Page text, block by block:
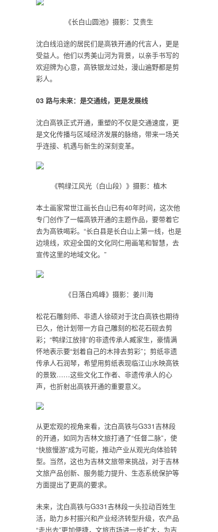
《长白山圆池》摄影：艾贵生
沈白线沿途的居民们是高铁开通的代言人，更是
受益人。他们以秀美山河为背景，以亲手书写的
欢迎牌为心意，高铁银龙过处，漫山遍野都是剪
彩人。
03 路与未来：是交通线，更是发展线
沈白高铁正式开通，重塑的不仅是交通速度，更
是文化传播与区域经济发展的脉络，带来一场关
乎连接、机遇与新生的深刻变革。
《鸭绿江风光（白山段）》摄影：植木
本土画家常世江画长白山已有40年时间，这次他
专门创作了一幅高铁开通的主题作品，要带着它
去为高铁喝彩。“长白县是长白山上第一线，也是
边境线，欢迎全国的文化同仁用画笔和智慧，去
宣传这里的地域文化。”
《日落白鸡峰》摄影：姜川海
松花石雕刻师、非遗人徐硕对于沈白高铁也期待
已久，他计划带一方自己雕刻的松花石砚去剪
彩；“鸭绿江放排”的非遗传承人臧家生，豪情满
怀地表示要“划着自己的木排去剪彩”；剪纸非遗
传承人石润琴，希望用剪纸表现临江山水映高铁
的景致……这些文化工作者、非遗传承人的心
声，也折射出高铁开通的重要意义。
从更宏观的视角来看，沈白高铁与G331吉林段
的开通，如同为吉林文旅打通了“任督二脉”，使
“快旅慢游”成为可能，推动产业从观光向体验转
型。当然，这也为吉林文旅带来挑战，对于吉林
文旅产品创新、服务能力提升、生态系统保护等
方面提出了更高的要求。
未来，沈白高铁与G331吉林段一头拉动百姓生
活，助力乡村振兴和产业经济转型升级，农产品
“走出去”更加便捷，文旅市场进一步扩大，为吉